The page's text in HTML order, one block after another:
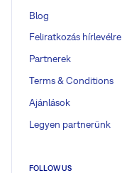
Blog
Feliratkozás hírlevélre
Partnerek
Terms & Conditions
Ajánlások
Legyen partnerünk
FOLLOW US